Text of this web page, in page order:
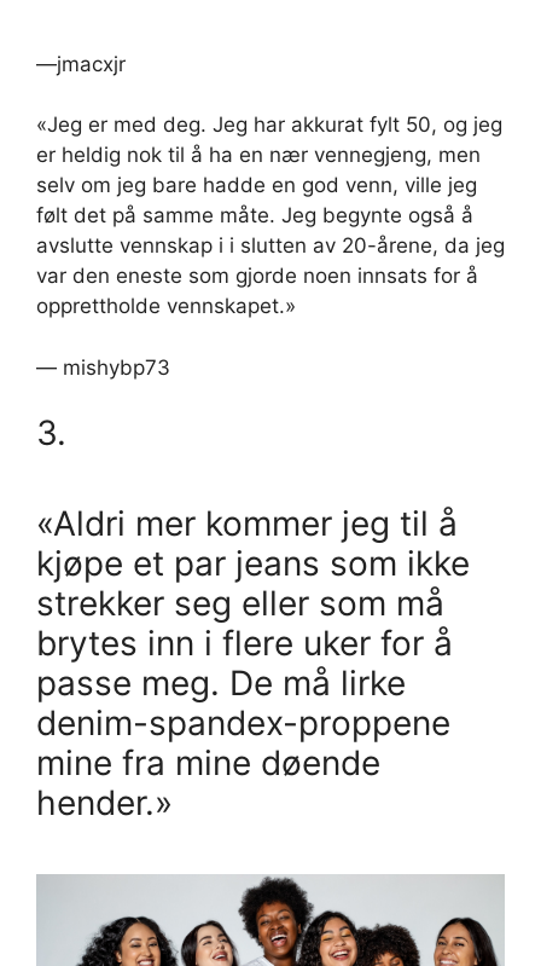
—jmacxjr
«Jeg er med deg. Jeg har akkurat fylt 50, og jeg
er heldig nok til å ha en nær vennegjeng, men
selv om jeg bare hadde en god venn, ville jeg
følt det på samme måte. Jeg begynte også å
avslutte vennskap i i slutten av 20-årene, da jeg
var den eneste som gjorde noen innsats for å
opprettholde vennskapet.»
— mishybp73
3.
«Aldri mer kommer jeg til å
kjøpe et par jeans som ikke
strekker seg eller som må
brytes inn i flere uker for å
passe meg. De må lirke
denim-spandex-proppene
mine fra mine døende
hender.»